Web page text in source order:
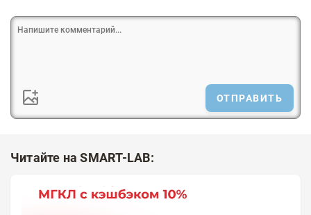
ОТПРАВИТЬ
Читайте на SMART-LAB: